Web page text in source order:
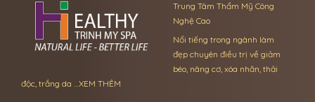
Trung Tâm Thẩm Mỹ Công
Nghệ Cao
Nổi tiếng trong ngành làm
đẹp chuyên điều trị về giảm
béo, nâng cơ, xóa nhăn, thải
độc, trắng da …XEM THÊM